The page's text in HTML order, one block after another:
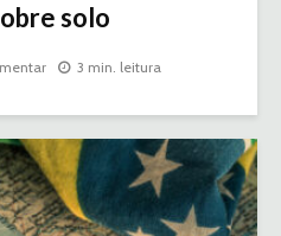
solo
3 min. leitura